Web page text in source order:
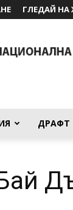
ГЛЕДАЙ
ДРАФТ